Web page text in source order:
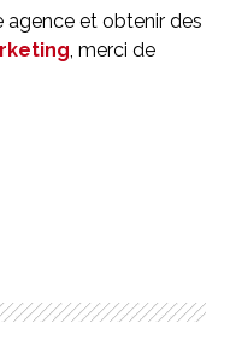
et obtenir des
, merci de